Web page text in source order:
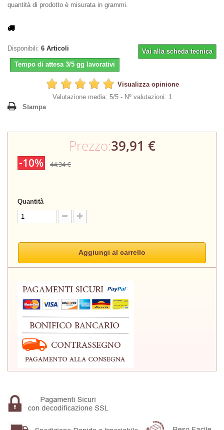
quantità di prodotto è misurata in grammi.
Vai alla scheda tecnica
Disponibili: 6 Articoli
Tempo di attesa 3/5 gg lavorativi
Visualizza opinione
Valutazione media: 5/5 -Nº valutazioni: 1
Stampa
Prezzo:39,91 €
-10% 44,34 €
Quantità
Aggiungi al carrello